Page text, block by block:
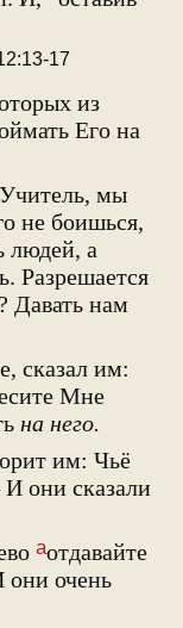
17
из
Его на
мы
не боишься,
людей, а
Разрешается
Давать нам
сказал им:
Мне
на него.
им: Чьё
они сказали
аотдавайте
очень